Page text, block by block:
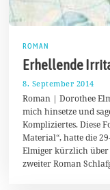
ROMAN
Erhellende
8. September 2014
5
.
S
e
p
e
m
Roman | Dorothee
mich hinsetze und
Kompliziertes. Diese
Material“, hatte die
Elmiger kürzlich
zweiter Roman